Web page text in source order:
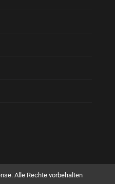
Alle Rechte vorbehalten